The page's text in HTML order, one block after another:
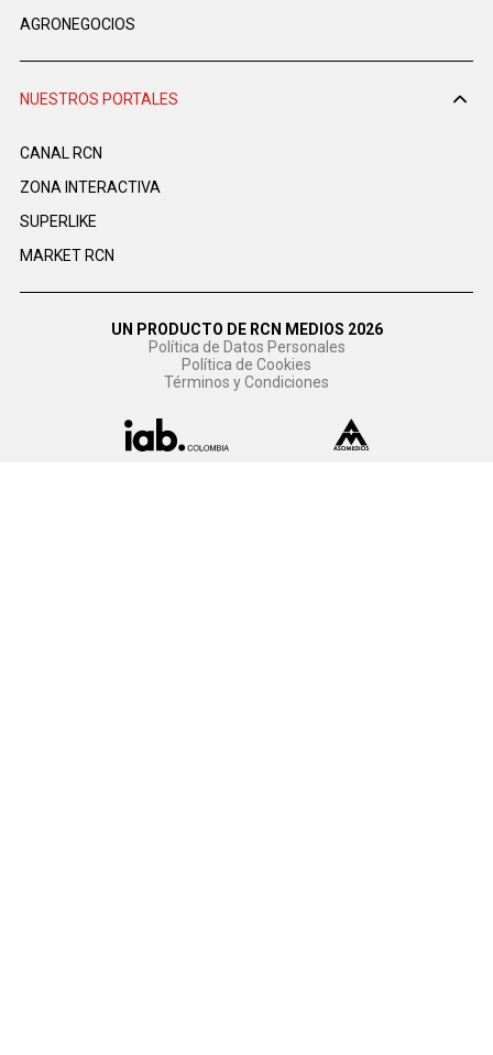
AGRONEGOCIOS
NUESTROS PORTALES
CANAL RCN
ZONA INTERACTIVA
SUPERLIKE
MARKET RCN
UN PRODUCTO DE RCN MEDIOS 2026
Política de Datos Personales
Política de Cookies
Términos y Condiciones